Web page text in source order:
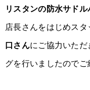
リスタンの防水サド
店長さんをはじめス
口さんにご協力いた
グを行いましたのでご